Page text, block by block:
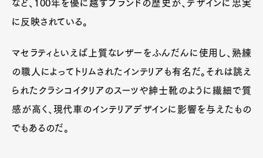
など、100年を優に越すブランドの歴史が、デザインに忠実
に反映されている。
マセラティといえば上質なレザーをふんだんに使用し、熟練
の職人によってトリムされたインテリアも有名だ。それは誂え
られたクラシコイタリアのスーツや紳士靴のように繊細で質
感が高く、現代車のインテリアデザインに影響を与えたもの
でもあるのだ。